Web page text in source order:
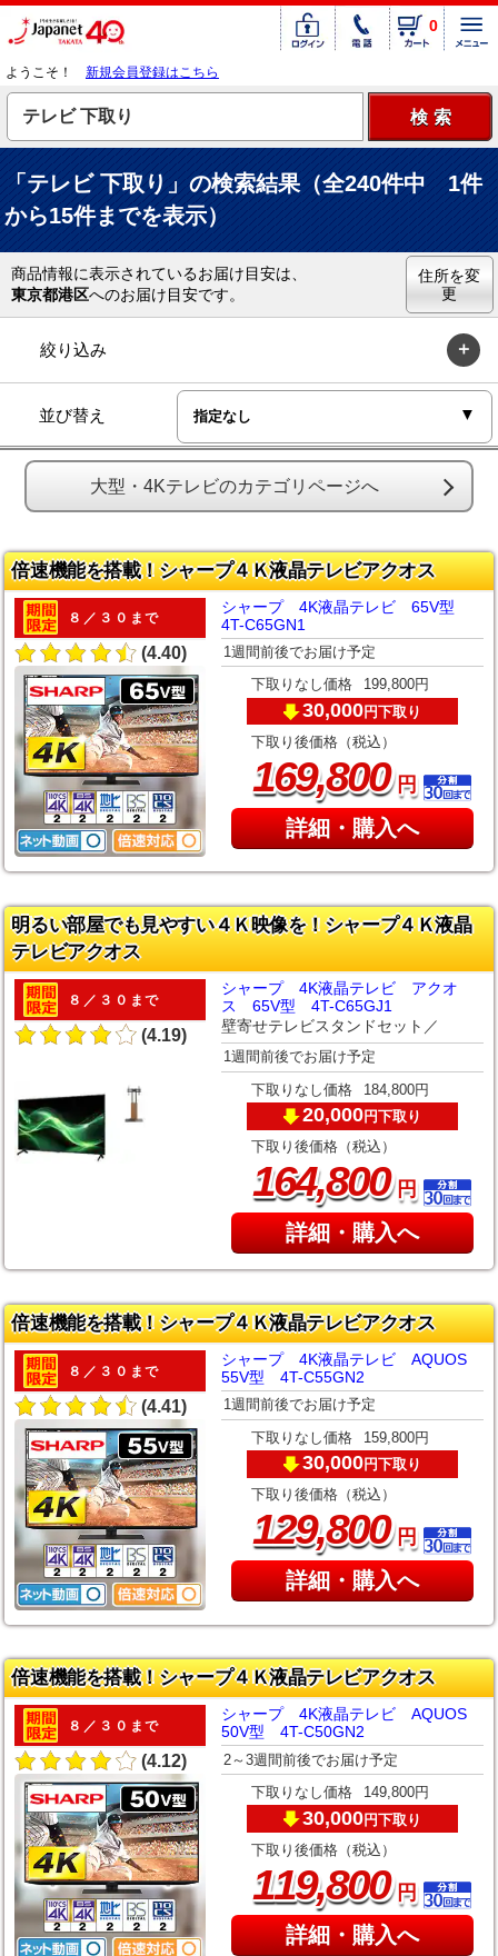
0
ようこそ！ 新規会員登録はこちら
「テレビ 下取り」の検索結果（全240件中 1件
から15件までを表示）
商品情報に表示されているお届け目安は、
東京都港区へのお届け目安です。
住所を変
更
絞り込み
並び替え
大型・4Kテレビのカテゴリページへ
倍速機能を搭載！シャープ４Ｋ液晶テレビアクオス
８／３０まで
(4.40)
シャープ 4K液晶テレビ 65V型
4T-C65GN1
1週間前後でお届け予定
下取りなし価格 199,800円
30,000円下取り
下取り後価格（税込）
169,800円
詳細・購入へ
明るい部屋でも見やすい４Ｋ映像を！シャープ４Ｋ液晶
テレビアクオス
８／３０まで
(4.19)
シャープ 4K液晶テレビ アクオ
ス 65V型 4T-C65GJ1
壁寄せテレビスタンドセット／
1週間前後でお届け予定
下取りなし価格 184,800円
20,000円下取り
下取り後価格（税込）
164,800円
詳細・購入へ
倍速機能を搭載！シャープ４Ｋ液晶テレビアクオス
８／３０まで
(4.41)
シャープ 4K液晶テレビ AQUOS
55V型 4T-C55GN2
1週間前後でお届け予定
下取りなし価格 159,800円
30,000円下取り
下取り後価格（税込）
129,800円
詳細・購入へ
倍速機能を搭載！シャープ４Ｋ液晶テレビアクオス
８／３０まで
(4.12)
シャープ 4K液晶テレビ AQUOS
50V型 4T-C50GN2
2～3週間前後でお届け予定
下取りなし価格 149,800円
30,000円下取り
下取り後価格（税込）
119,800円
詳細・購入へ